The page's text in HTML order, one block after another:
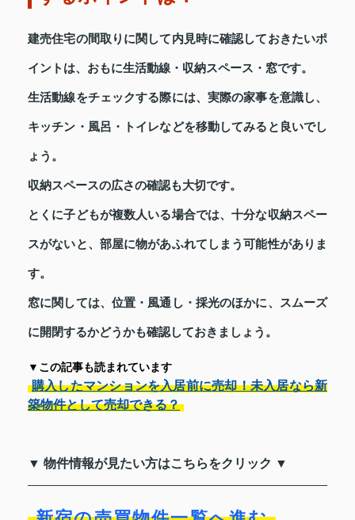
建売住宅の間取りに関して内見時に確認しておきたいポ
イントは、おもに生活動線・収納スペース・窓です。
生活動線をチェックする際には、実際の家事を意識し、
キッチン・風呂・トイレなどを移動してみると良いでし
ょう。
収納スペースの広さの確認も大切です。
とくに子どもが複数人いる場合では、十分な収納スペー
スがないと、部屋に物があふれてしまう可能性がありま
す。
窓に関しては、位置・風通し・採光のほかに、スムーズ
に開閉するかどうかも確認しておきましょう。
▼この記事も読まれています
購入したマンションを入居前に売却！未入居なら新
築物件として売却できる？
▼ 物件情報が見たい方はこちらをクリック ▼